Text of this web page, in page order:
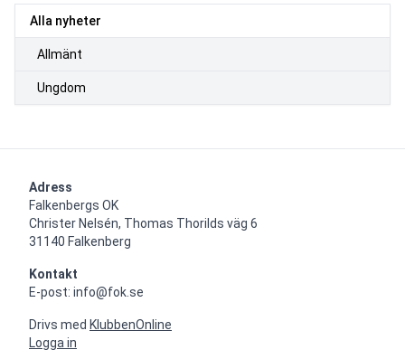
Alla nyheter
Allmänt
Ungdom
Adress
Falkenbergs OK
Christer Nelsén, Thomas Thorilds väg 6
31140 Falkenberg
Kontakt
E-post: info@fok.se
Drivs med KlubbenOnline
Logga in